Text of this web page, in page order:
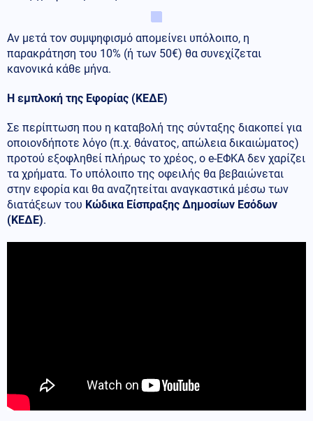
Αν μετά τον συμψηφισμό απομείνει υπόλοιπο, η
παρακράτηση του 10% (ή των 50€) θα συνεχίζεται
κανονικά κάθε μήνα.
Η εμπλοκή της Εφορίας (ΚΕΔΕ)
Σε περίπτωση που η καταβολή της σύνταξης διακοπεί για
οποιονδήποτε λόγο (π.χ. θάνατος, απώλεια δικαιώματος)
προτού εξοφληθεί πλήρως το χρέος, ο e-ΕΦΚΑ δεν χαρίζει
τα χρήματα. Το υπόλοιπο της οφειλής θα βεβαιώνεται
στην εφορία και θα αναζητείται αναγκαστικά μέσω των
διατάξεων του Κώδικα Είσπραξης Δημοσίων Εσόδων
(ΚΕΔΕ).